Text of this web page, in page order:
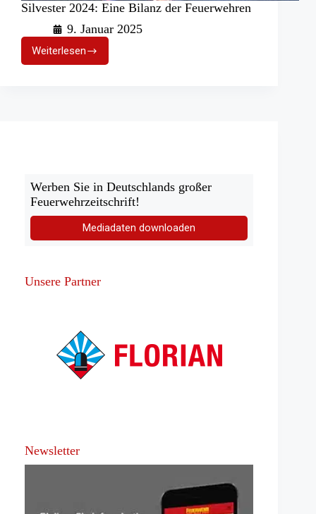
Silvester 2024: Eine Bilanz der Feuerwehren
9. Januar 2025
Weiterlesen
Silvester
2024:
Werben Sie in Deutschlands großer
Feuerwehrzeitschrift!
Mediadaten downloaden
Unsere Partner
Newsletter